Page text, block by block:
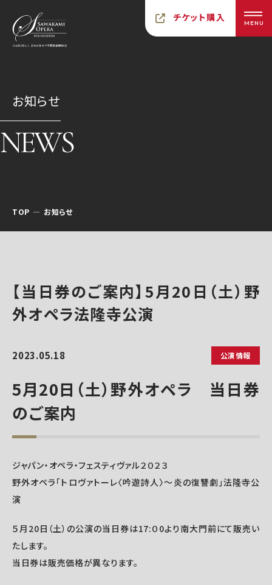
チケット購入 MENU
お知らせ
NEWS
TOP お知らせ
【当日券のご案内】5月20日（土）野
外オペラ法隆寺公演
2023.05.18 公演情報
5月20日（土）野外オペラ 当日券
のご案内
ジャパン・オペラ・フェスティヴァル２０２３
野外オペラ「トロヴァトーレ〈吟遊詩人〉～炎の復讐劇」法隆寺公
演
５月20日（土）の公演の当日券は17:０0より南大門前にて販売い
たします。
当日券は販売価格が異なります。